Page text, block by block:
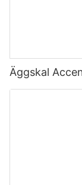
Äggskal